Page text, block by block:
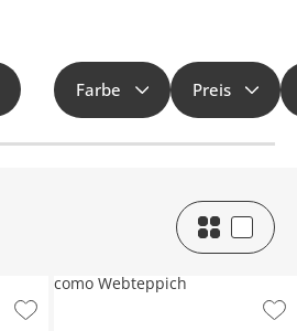
Farbe Preis
como Webteppich